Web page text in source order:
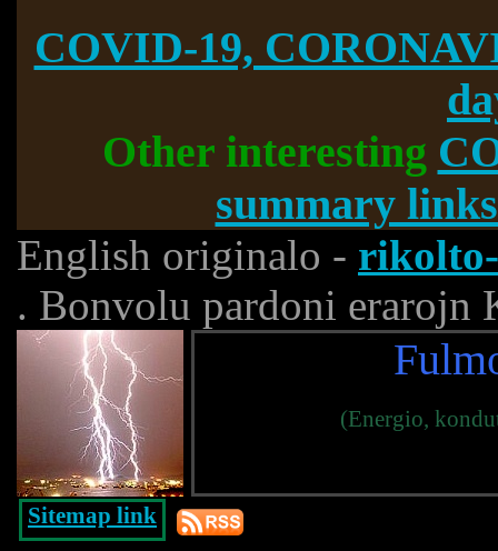
COVID-19,
Other interesting
summary
English originalo -
. Bonvolu pardoni erarojn
(Energio,
Sitemap link